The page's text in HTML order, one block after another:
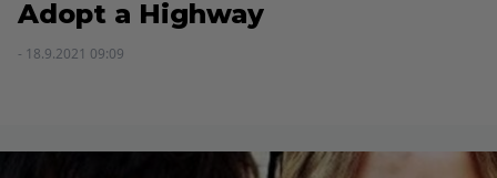
Adopt a Highway
- 18.9.2021 09:09